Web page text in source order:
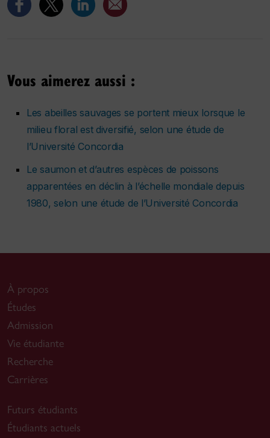
Vous aimerez aussi :
Les abeilles sauvages se portent mieux lorsque le
milieu floral est diversifié, selon une étude de
l’Université Concordia
Le saumon et d’autres espèces de poissons
apparentées en déclin à l’échelle mondiale depuis
1980, selon une étude de l’Université Concordia
À propos
Études
Admission
Vie étudiante
Recherche
Carrières
Futurs étudiants
Étudiants actuels